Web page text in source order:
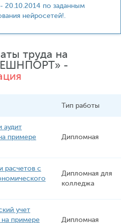
20.10.2014 по заданным
нейросетей!.
труда на
-
Тип работы
аудит
примере
Дипломная
расчетов с
Дипломная для
колледжа
учет
примере
Дипломная